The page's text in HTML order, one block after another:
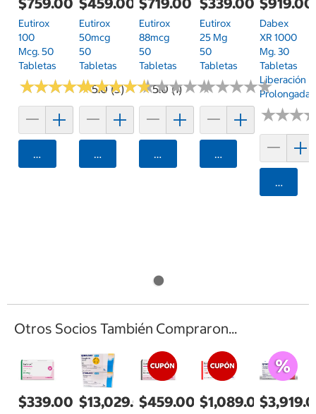
Eutirox
100
Mcg. 50
Tabletas
★★★★★
★★★★★5.0 (3)
Agregar
Eutirox
50mcg
50
Tabletas
★★★★★
★★★★★5.0 (1)
Agregar
Eutirox
88mcg
50
Tabletas
★★★★★
★★★★★
Agregar
Eutirox
25 Mg
50
Tabletas
★★★★★
★★★★★
Agregar
Dabex
XR 1000
Mg. 30
Tabletas
Liberación
Prolongada
★★★
★★★
Otros Socios También Compraron...
$339.00 $13,029.00$459.00 $1,089.00